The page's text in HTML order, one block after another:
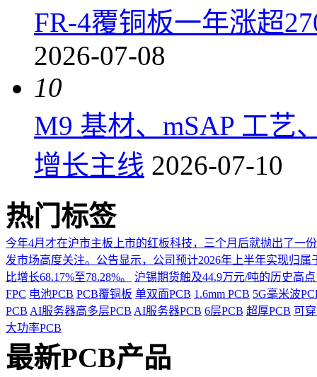
FR-4覆铜板一年涨超
2026-07-08
10
M9 基材、mSAP 工艺
增长主线 2026-07-10
热门标签
今年4月才在沪市主板上市的红板科技，三个月后就抛出了一
发市场高度关注。公告显示，公司预计2026年上半年实现归
比增长68.17%至78.28%。
沪锡期货触及44.9万元/吨的历史高
FPC 电池PCB PCB覆铜板 单双面PCB 1.6mm PCB 5G毫米波
PCB AI服务器高多层PCB AI服务器PCB 6层PCB 超厚PCB 可
大功率PCB
最新PCB产品